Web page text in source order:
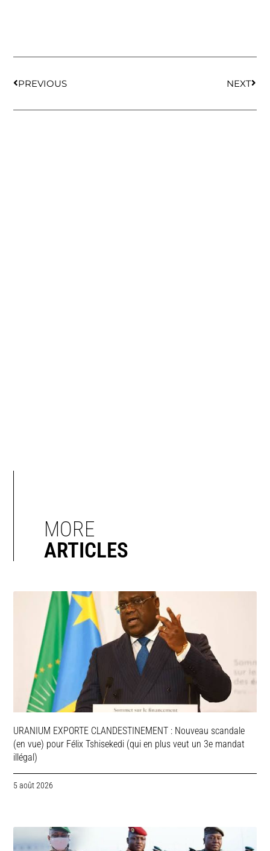
PREVIOUS NEXT
MORE
ARTICLES
URANIUM EXPORTE CLANDESTINEMENT : Nouveau scandale
(en vue) pour Félix Tshisekedi (qui en plus veut un 3e mandat
illégal)
5 août 2026